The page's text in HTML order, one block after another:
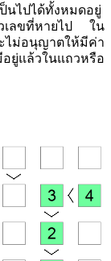
นไปได้ทั้งหมดอยู่
เลขที่หายไป ใน
ไม่อนุญาตให้มีค่า
แล้วในแถวหรือ